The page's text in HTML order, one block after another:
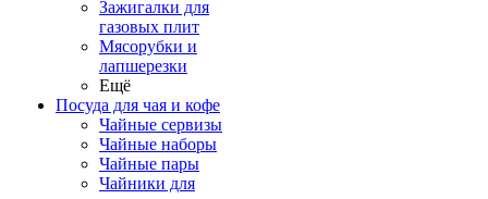
Зажигалки для
газовых плит
Мясорубки и
лапшерезки
Ещё
Посуда для чая и кофе
Чайные сервизы
Чайные наборы
Чайные пары
Чайники для